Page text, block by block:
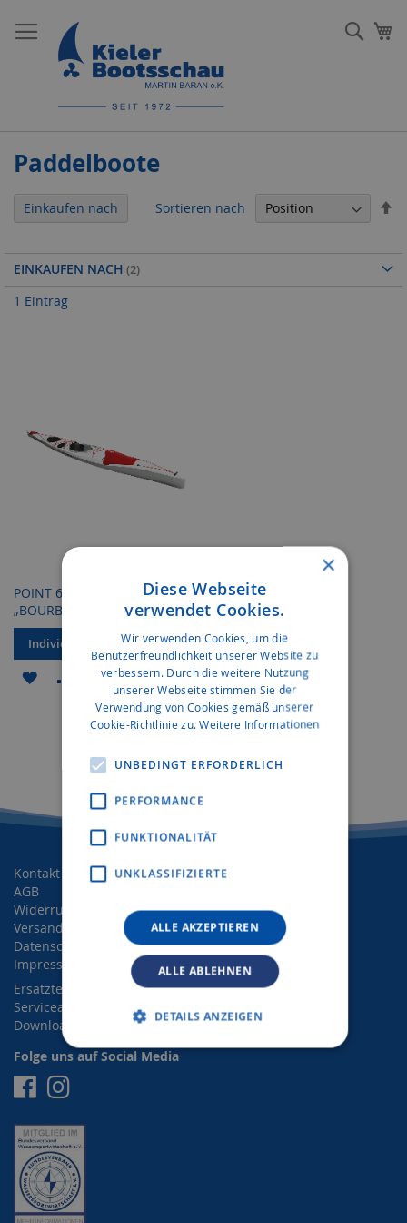
zum
Inhalt
Paddelboote
1 Eintrag
Sortieren nach
POINT 65 SWEDEN
„BOURBON“ 17
Individuelles Angebot
ZUR
WUNSCHLISTE
VERGLEICHSLISTE
Einkaufen nach
EINKAUFEN NACH
Kontakt
AGB
Widerrufsrecht
Versand- und Zahlungsbedingungen
Datenschutz
Impressum
Ersatzteilanfrage
Serviceanfrage
Downloads
Folge uns auf Social Media
Facebook
Instagram
×
Diese Webseite
verwendet Cookies.
Wir verwenden Cookies, um die
Benutzerfreundlichkeit unserer Website zu
verbessern. Durch die weitere Nutzung
unserer Webseite stimmen Sie der
Verwendung von Cookies gemäß unserer
Cookie-Richtlinie zu.Weitere Informationen
UNBEDINGT ERFORDERLICH
PERFORMANCE
FUNKTIONALITÄT
UNKLASSIFIZIERTE
ALLE AKZEPTIEREN
ALLE ABLEHNEN
DETAILS ANZEIGEN